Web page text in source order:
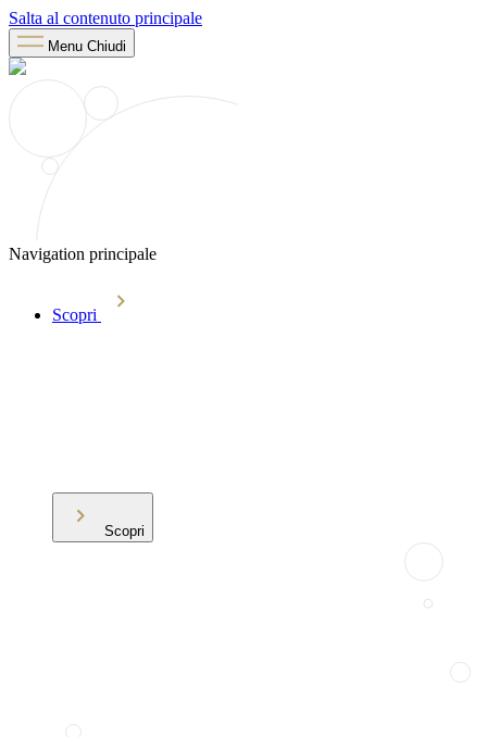
Salta al contenuto principale
Menu Chiudi
Navigation principale
Scopri
Scopri